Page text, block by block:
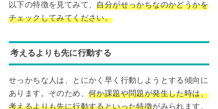
以下の特徴を見てみて、自分がせっかちなのかどうかを
チェックしてみてください。
考えるよりも先に行動する
せっかちな人は、とにかく早く行動しようとする傾向に
あります。そのため、 何か課題や問題が発生した時は、
考えるよりも先に行動するといった特徴がみられます。